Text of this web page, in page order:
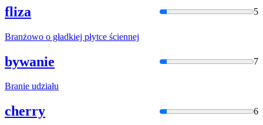
fliza 5
Branżowo o gładkiej płytce ściennej
bywanie 7
Branie udziału
cherry 6